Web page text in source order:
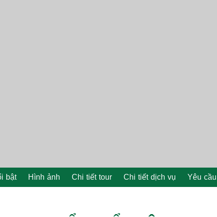
bật Hình ảnh Chi tiết tour Chi tiết dịch vụ Yêu